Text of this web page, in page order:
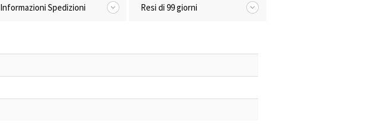
Informazioni Spedizioni Resi di 99 giorni